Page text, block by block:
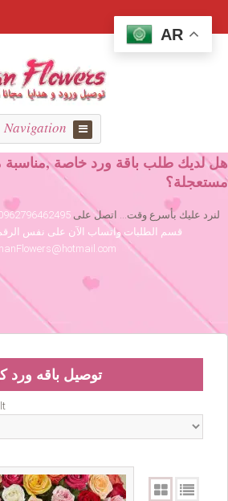
Navigation
هل لديك طلب باقة ورد خاصة ,مناسبة
مستعجلة؟
لنرد عليك بأسرع وقت... اتصل على
قسم الطلبات واتساب الآن على نفس
توصيل باقه ورد
AR